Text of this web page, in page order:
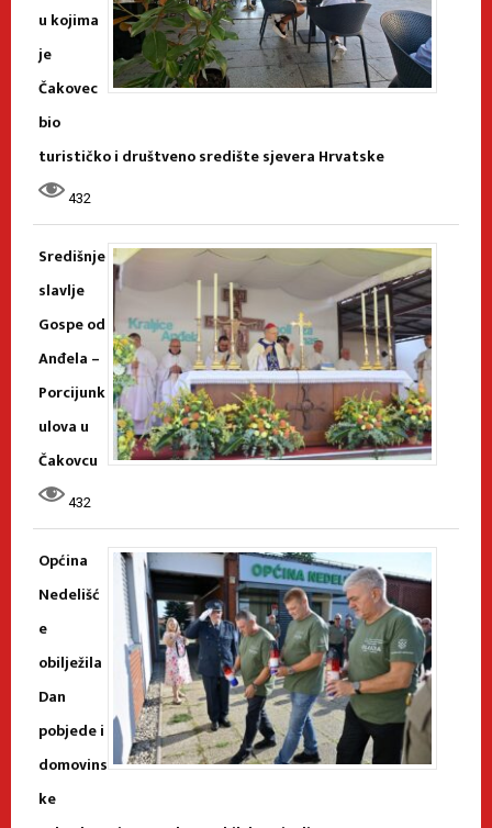
u kojima
je
Čakovec
bio
turističko i društveno središte sjevera Hrvatske
432
Središnje
slavlje
Gospe od
Anđela –
Porcijunk
ulova u
Čakovcu
432
Općina
Nedelišć
e
obilježila
Dan
pobjede i
domovins
ke